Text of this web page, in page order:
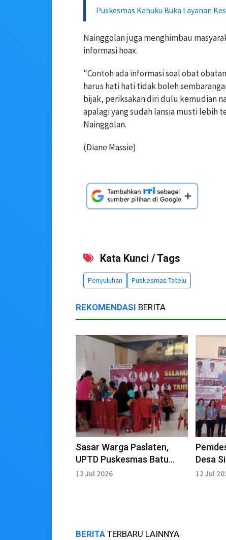
Puskesmas Kahuku Buka Layanan
Nainggolan juga menghimbau
informasi hoax.
"Contoh ada informasi soal obat
harus hati hati tidak boleh
bijak, periksakan diri dulu kemudian
apalagi yang sudah lansia musti lebih
Nainggolan.
(Diane Massie)
Kata Kunci / Tags
Penyuluhan Puskesmas Tatelu
REKOMENDASI BERITA
Sasar Warga Paslaten,
UPTD Puskesmas Batu
Gelar Posyandu
12 Jul 2026
Desa
12 Jul
BERITA TERBARU LAINNYA